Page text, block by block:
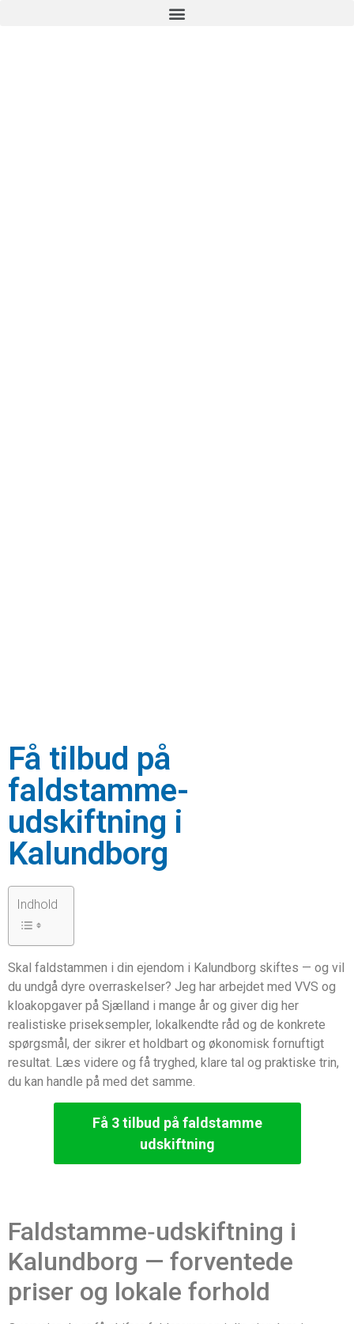
Få tilbud på
faldstamme-
udskiftning i
Kalundborg
Indhold
Skal faldstammen i din ejendom i Kalundborg skiftes — og vil
du undgå dyre overraskelser? Jeg har arbejdet med VVS og
kloakopgaver på Sjælland i mange år og giver dig her
realistiske priseksempler, lokalkendte råd og de konkrete
spørgsmål, der sikrer et holdbart og økonomisk fornuftigt
resultat. Læs videre og få tryghed, klare tal og praktiske trin,
du kan handle på med det samme.
Få 3 tilbud på faldstamme
udskiftning
Faldstamme‑udskiftning i
Kalundborg — forventede
priser og lokale forhold